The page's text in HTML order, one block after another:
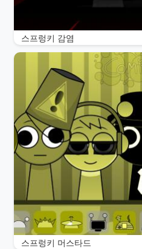
스프렁키 감염
스프렁키 머스타드